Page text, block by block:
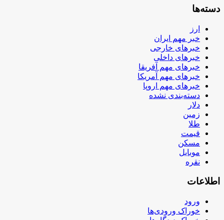
دسته‌ها
ارز
خبر مهم ایران
خبرهای خارجی
خبرهای داخلی
خبرهای مهم آفریقا
خبرهای مهم آمریکا
خبرهای مهم اروپا
دسته‌بندی نشده
دلار
زمین
طلا
قیمت
مسکن
موبایل
نقره
اطلاعات
ورود
خوراک ورودی‌ها